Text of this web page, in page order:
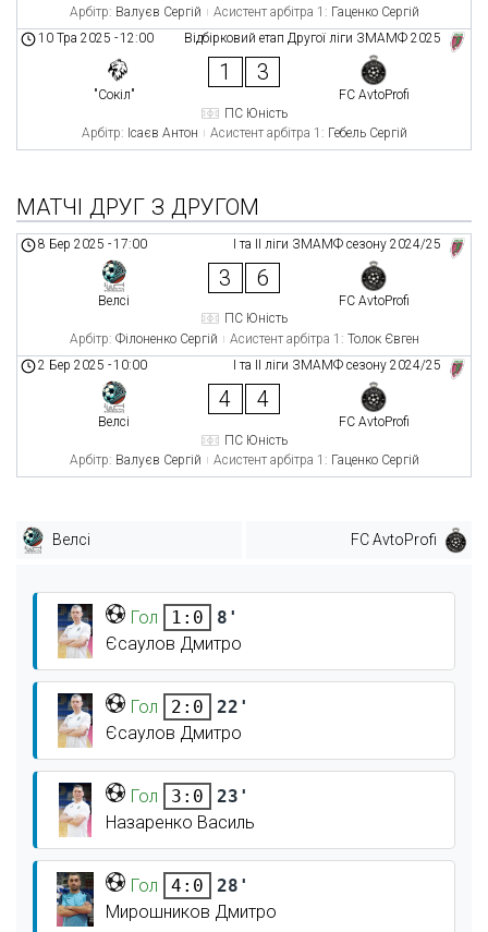
Арбітр: Валуєв Сергій Асистент арбітра 1: Гаценко Сергій
Відбірковий етап Другої ліги ЗМАМФ 2025
10 Тра 2025 -12:00
"Сокіл"
1 3
FC AvtoProfi
ПС Юність
Арбітр: Ісаєв Антон Асистент арбітра 1: Гебель Сергій
МАТЧІ ДРУГ З ДРУГОМ
І та ІІ ліги ЗМАМФ сезону 2024/25
8 Бер 2025 -17:00
Велсі
3 6
FC AvtoProfi
ПС Юність
Арбітр: Філоненко Сергій Асистент арбітра 1: Толок Євген
І та ІІ ліги ЗМАМФ сезону 2024/25
2 Бер 2025 -10:00
Велсі
4 4
FC AvtoProfi
ПС Юність
Арбітр: Валуєв Сергій Асистент арбітра 1: Гаценко Сергій
Велсі FC AvtoProfi
Гол 1:0
8'
Єсаулов Дмитро
Гол 2:0
22'
Єсаулов Дмитро
Гол 3:0
23'
Назаренко Василь
Гол 4:0
28'
Мирошников Дмитро